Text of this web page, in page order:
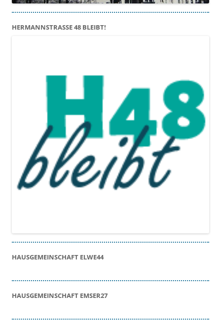
HERMANNSTRASSE 48 BLEIBT!
HAUSGEMEINSCHAFT ELWE44
HAUSGEMEINSCHAFT EMSER27